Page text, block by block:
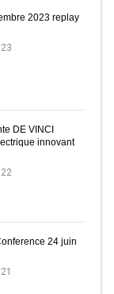
2023 replay
DE VINCI
innovant
24 juin